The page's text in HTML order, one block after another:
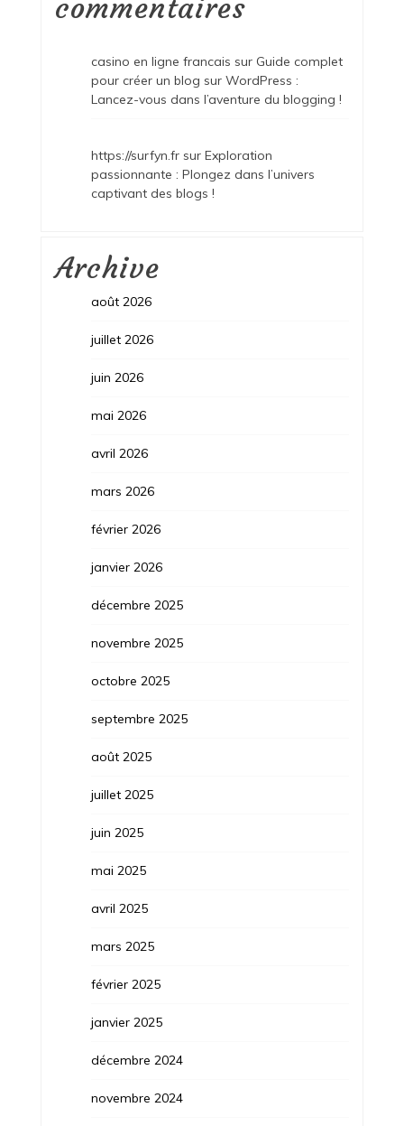
commentaires
casino en ligne francais sur Guide complet
pour créer un blog sur WordPress :
Lancez-vous dans l’aventure du blogging !
https://surfyn.frsur Exploration
passionnante : Plongez dans l’univers
captivant des blogs !
Archive
août 2026
juillet 2026
juin 2026
mai 2026
avril 2026
mars 2026
février 2026
janvier 2026
décembre 2025
novembre 2025
octobre 2025
septembre 2025
août 2025
juillet 2025
juin 2025
mai 2025
avril 2025
mars 2025
février 2025
janvier 2025
décembre 2024
novembre 2024